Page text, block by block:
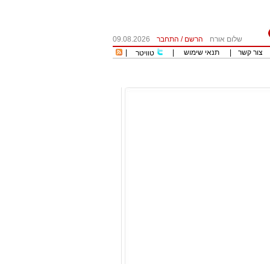
שלום אורח הרשם / התחבר
09.08.2026
צור קשר תנאי שימוש טוויטר